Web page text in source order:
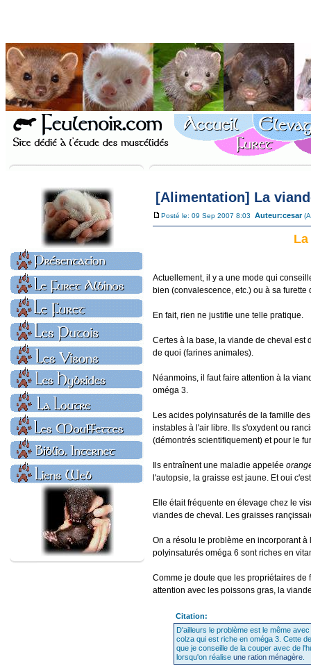
[Alimentation] La
Posté le: 09 Sep 2007 8:03 Auteur:cesar
Actuellement, il y a une mode qui
bien (convalescence, etc.) ou à sa
En fait, rien ne justifie une telle pratique.
Certes à la base, la viande de cheval est
de quoi (farines animales).
Néanmoins, il faut faire attention à la
oméga 3.
Les acides polyinsaturés de la famille
instables à l'air libre. Ils s'oxydent ou
(démontrés scientifiquement) et pour le
Ils entraînent une maladie appelée
l'autopsie, la graisse est jaune. Et oui
Elle était fréquente en élevage chez le
viandes de cheval. Les graisses
On a résolu le problème en incorporant
polyinsaturés oméga 6 sont riches en
Comme je doute que les propriétaires de
attention avec les poissons gras, la
Citation:
D'ailleurs le problème est le même
colza qui est riche en oméga 3. Cette
que je conseille de la couper avec de
lorsqu'on réalise une ration ménagère